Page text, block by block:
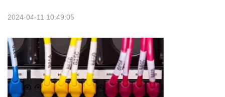
2024-04-11 10:49:05